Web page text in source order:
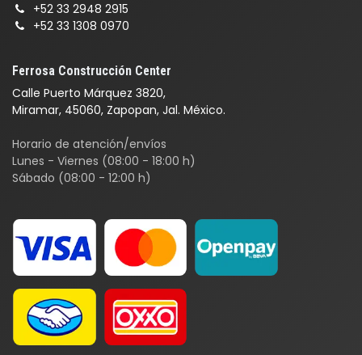
Ferrosa Construcción Center
Calle Puerto Márquez 3820,
Miramar, 45060, Zapopan, Jal. México.
Horario de atención/envíos
Lunes - Viernes (08:00 - 18:00 h)
Sábado (08:00 - 12:00 h)
+52 33 2948 2915
+52 33 1308 0970